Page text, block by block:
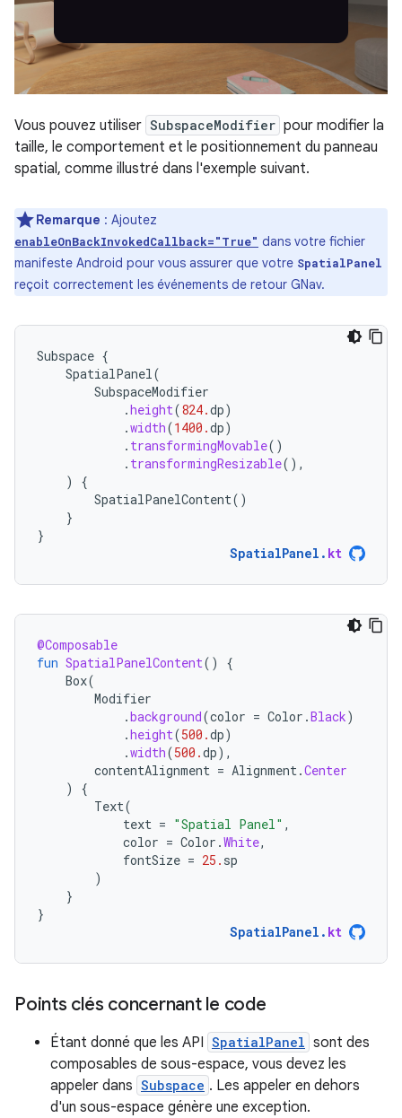
Vous pouvez utiliser SubspaceModifier pour modifier la
taille, le comportement et le positionnement du panneau
spatial, comme illustré dans l'exemple suivant.
Remarque : Ajoutez
enableOnBackInvokedCallback="True" dans votre fichier
manifeste Android pour vous assurer que votre SpatialPanel
reçoit correctement les événements de retour GNav.
Subspace {
SpatialPanel(
SubspaceModifier
.height(824.dp)
.width(1400.dp)
. transformingMovable()
. transformingResizable(),
)
{
SpatialPanelContent()
}
}
SpatialPanel . kt
@Composable
fun SpatialPanelContent()
{
Box(
Modifier
.background(color = Color .Black)
.height(500.dp)
.width(500.dp),
contentAlignment = Alignment.Center
)
{
Text(
text = "Spatial Panel" ,
color = Color .White,
fontSize = 25. sp
)
}
}
SpatialPanel . kt
Points clés concernant le code
Étant donné que les API SpatialPanel sont des
composables de sous-espace, vous devez les
appeler dans Subspace . Les appeler en dehors
d'un sous-espace génère une exception.